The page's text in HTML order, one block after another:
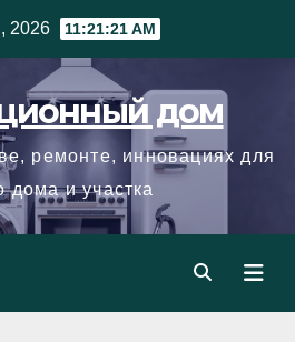
2026 11:21:22 AM
дом
ремонте, инновациях для
дома и участка